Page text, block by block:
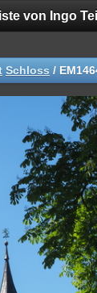
von Ingo
Schloss /